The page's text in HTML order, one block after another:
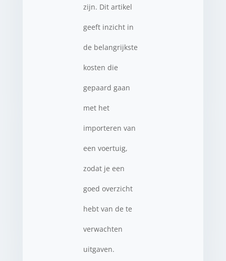
zijn. Dit artikel
geeft inzicht in
de belangrijkste
kosten die
gepaard gaan
met het
importeren van
een voertuig,
zodat je een
goed overzicht
hebt van de te
verwachten
uitgaven.